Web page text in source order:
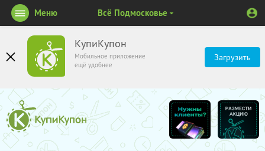
КупиКупон
Мобильное приложение
ещё удобнее
Загрузить
Меню Всё Подмосковье